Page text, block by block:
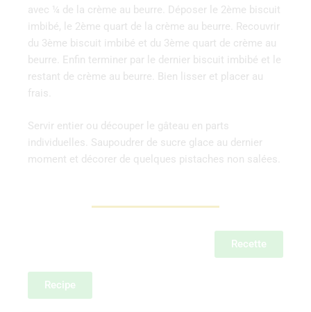
avec ¼ de la crème au beurre. Déposer le 2ème biscuit
imbibé, le 2ème quart de la crème au beurre. Recouvrir
du 3ème biscuit imbibé et du 3ème quart de crème au
beurre. Enfin terminer par le dernier biscuit imbibé et le
restant de crème au beurre. Bien lisser et placer au
frais.
Servir entier ou découper le gâteau en parts
individuelles. Saupoudrer de sucre glace au dernier
moment et décorer de quelques pistaches non salées.
Recette
Recipe